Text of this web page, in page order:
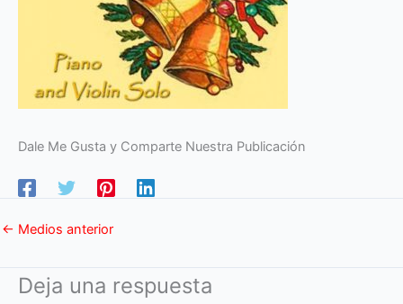
Dale Me Gusta y Comparte Nuestra Publicación
← Medios anterior
Deja una respuesta